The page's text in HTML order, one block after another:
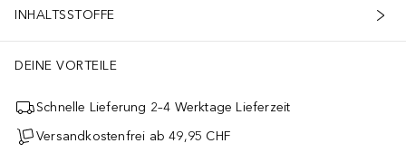
INHALTSSTOFFE
DEINE VORTEILE
Schnelle Lieferung 2–4 Werktage Lieferzeit
Versandkostenfrei ab 49,95 CHF